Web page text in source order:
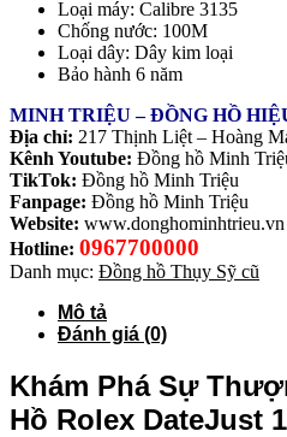
Loại máy: Calibre 3135
Chống nước: 100M
Loại dây: Dây kim loại
Bảo hành 6 năm
MINH TRIỆU – ĐỒNG HỒ
Địa chỉ: 217 Thịnh Liệt – Hoàng
Kênh Youtube: Đồng hồ Minh
TikTok: Đồng hồ Minh Triệu
Fanpage: Đồng hồ Minh Triệu
Website: www.donghominhtrieu.vn
Hotline: 0967700000
Danh mục: Đồng hồ Thụy Sỹ cũ
Mô tả
Đánh giá (0)
Khám Phá Sự
Hồ Rolex DateJust